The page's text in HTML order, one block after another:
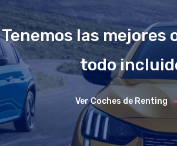
Tenemos las mejores
todo
Ver Coches de Renting